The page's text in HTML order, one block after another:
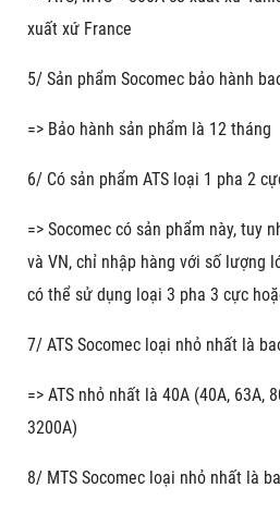
xuất xứ France
5/ Sản phẩm Socomec bảo hành
=> Bảo hành sản phẩm là 12 tháng
6/ Có sản phẩm ATS loại 1 pha 2
=> Socomec có sản phẩm này, tuy
và VN, chỉ nhập hàng với số lượng
có thể sử dụng loại 3 pha 3 cực
7/ ATS Socomec loại nhỏ nhất là
=> ATS nhỏ nhất là 40A (40A, 63A,
3200A)
8/ MTS Socomec loại nhỏ nhất là